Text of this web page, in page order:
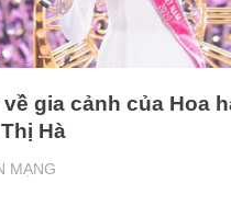
MẠNG
về gia cảnh của Hoa
Hà